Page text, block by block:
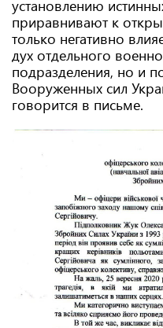
установлению
приравнивают к
только негативно
дух отдельного
подразделения, но и
Вооруженных сил
говорится в письме.